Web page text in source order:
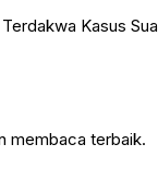
membaca terbaik.